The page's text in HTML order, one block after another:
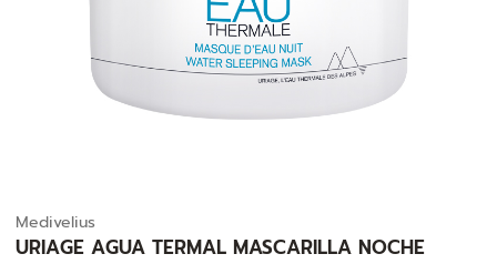
Medivelius
URIAGE AGUA TERMAL MASCARILLA NOCHE